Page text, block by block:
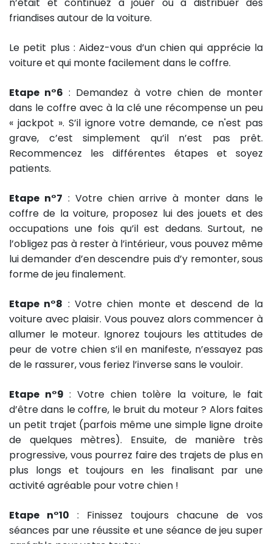
friandises autour de la voiture.
Le petit plus : Aidez-vous d’un chien qui apprécie la
voiture et qui monte facilement dans le coffre.
Etape n°6 : Demandez à votre chien de monter
dans le coffre avec à la clé une récompense un peu
« jackpot ». S’il ignore votre demande, ce n'est pas
grave, c’est simplement qu’il n’est pas prêt.
Recommencez les différentes étapes et soyez
patients.
Etape n°7 : Votre chien arrive à monter dans le
coffre de la voiture, proposez lui des jouets et des
occupations une fois qu’il est dedans. Surtout, ne
l’obligez pas à rester à l’intérieur, vous pouvez même
lui demander d’en descendre puis d’y remonter, sous
forme de jeu finalement.
Etape n°8 : Votre chien monte et descend de la
voiture avec plaisir. Vous pouvez alors commencer à
allumer le moteur. Ignorez toujours les attitudes de
peur de votre chien s’il en manifeste, n’essayez pas
de le rassurer, vous feriez l’inverse sans le vouloir.
Etape n°9 : Votre chien tolère la voiture, le fait
d’être dans le coffre, le bruit du moteur ? Alors faites
un petit trajet (parfois même une simple ligne droite
de quelques mètres). Ensuite, de manière très
progressive, vous pourrez faire des trajets de plus en
plus longs et toujours en les finalisant par une
activité agréable pour votre chien !
Etape n°10 : Finissez toujours chacune de vos
séances par une réussite et une séance de jeu super